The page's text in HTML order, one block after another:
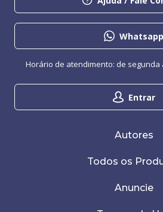
Whatsapp
Entrar
Horário de atendimento: de segunda
Autores
Todos os
Anuncie